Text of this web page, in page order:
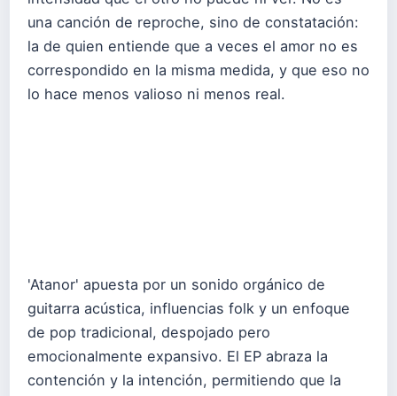
una canción de reproche, sino de constatación:
la de quien entiende que a veces el amor no es
correspondido en la misma medida, y que eso no
lo hace menos valioso ni menos real.
'Atanor' apuesta por un sonido orgánico de
guitarra acústica, influencias folk y un enfoque
de pop tradicional, despojado pero
emocionalmente expansivo. El EP abraza la
contención y la intención, permitiendo que la